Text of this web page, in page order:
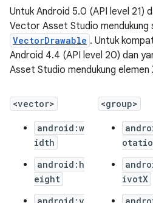
Untuk Android 5.0 (API level 21)
Vector Asset Studio mendukung
VectorDrawable . Untuk
Android 4.4 (API level 20) dan
Asset Studio mendukung elemen
<vector>
android:w
idth
android:h
eight
<group>
ivotX